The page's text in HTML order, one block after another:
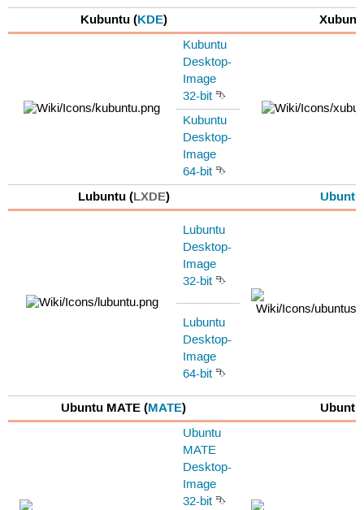
Kubuntu (KDE)
Kubuntu
Desktop-
Image
32-bit ⮷
Kubuntu
Desktop-
Image
64-bit ⮷
Lubuntu (LXDE)
Lubuntu
Desktop-
Image
32-bit ⮷
Lubuntu
Desktop-
Image
64-bit ⮷
Ubuntu MATE (MATE)
Ubuntu
MATE
Desktop-
Image
32-bit ⮷